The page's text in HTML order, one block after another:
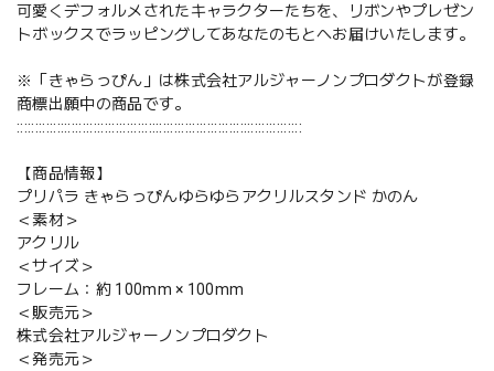
可愛くデフォルメされたキャラクターたちを、リボンやプレゼン
トボックスでラッピングしてあなたのもとへお届けいたします。
※「きゃらっぴん」は株式会社アルジャーノンプロダクトが登録
商標出願中の商品です。
::::::::::::::::::::::::::::::::::::::::::::::::::::::::::::::::::::::::::::::
【商品情報】
プリパラ きゃらっぴんゆらゆらアクリルスタンド かのん
＜素材＞
アクリル
＜サイズ＞
フレーム：約 100mm × 100mm
＜販売元＞
株式会社アルジャーノンプロダクト
＜発売元＞